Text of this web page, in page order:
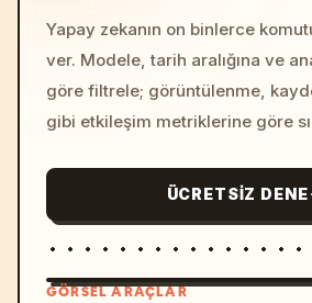
Yapay zekanın on binlerce
ver. Modele, tarih aralığına ve
göre filtrele; görüntülenme,
gibi etkileşim metriklerine göre
ÜCRETSIZ DENE
GÖRSEL ARAÇLAR